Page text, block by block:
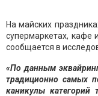
На майских
супермаркетах, кафе
сообщается в
«По данным
традиционно самых
каникулы категорий